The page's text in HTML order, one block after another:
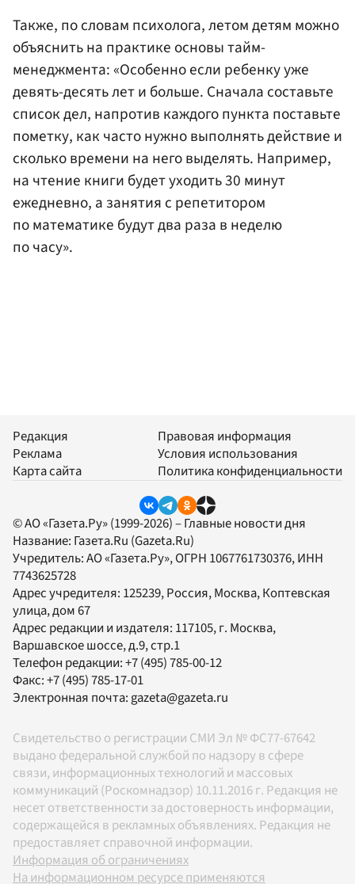
Также, по словам психолога, летом детям можно
объяснить на практике основы тайм-
менеджмента: «Особенно если ребенку уже
девять-десять лет и больше. Сначала составьте
список дел, напротив каждого пункта поставьте
пометку, как часто нужно выполнять действие и
сколько времени на него выделять. Например,
на чтение книги будет уходить 30 минут
ежедневно, а занятия с репетитором
по математике будут два раза в неделю
по часу».
Редакция
Реклама
Карта сайта
Правовая информация
Условия использования
Политика конфиденциальности
© АО «Газета.Ру» (1999-2026) – Главные новости дня
Название: Газета.Ru (Gazeta.Ru)
Учредитель:АО «Газета.Ру», ОГРН 1067761730376, ИНН
7743625728
Адрес учредителя: 125239, Россия, Москва, Коптевская
улица, дом 67
Адрес редакции и издателя: 117105, г. Москва,
Варшавское шоссе, д.9, стр.1
Телефон редакции:+7 (495) 785-00-12
Факс:+7 (495) 785-17-01
Электронная почта:gazeta@gazeta.ru
Свидетельство о регистрации СМИ Эл № ФС77-67642
выдано федеральной службой по надзору в сфере
связи, информационных технологий и массовых
коммуникаций (Роскомнадзор) 10.11.2016 г. Редакция не
несет ответственности за достоверность информации,
содержащейся в рекламных объявлениях. Редакция не
предоставляет справочной информации.
Информация об ограничениях
На информационном ресурсе применяются